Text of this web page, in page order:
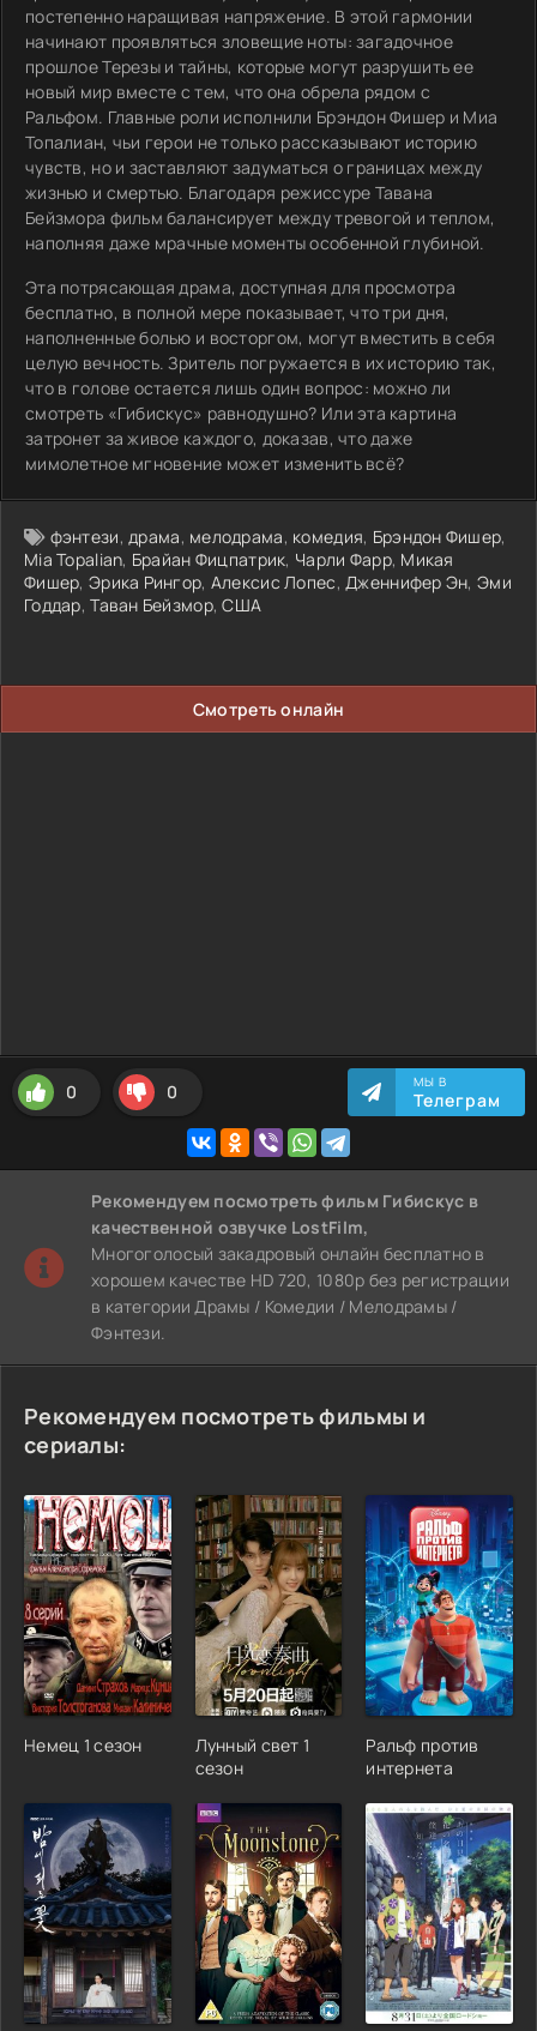
постепенно наращивая напряжение. В этой гармонии
начинают проявляться зловещие ноты: загадочное
прошлое Терезы и тайны, которые могут разрушить ее
новый мир вместе с тем, что она обрела рядом с
Ральфом. Главные роли исполнили Брэндон Фишер и Миа
Топалиан, чьи герои не только рассказывают историю
чувств, но и заставляют задуматься о границах между
жизнью и смертью. Благодаря режиссуре Тавана
Бейзмора фильм балансирует между тревогой и теплом,
наполняя даже мрачные моменты особенной глубиной.
Эта потрясающая драма, доступная для просмотра
бесплатно, в полной мере показывает, что три дня,
наполненные болью и восторгом, могут вместить в себя
целую вечность. Зритель погружается в их историю так,
что в голове остается лишь один вопрос: можно ли
смотреть «Гибискус» равнодушно? Или эта картина
затронет за живое каждого, доказав, что даже
мимолетное мгновение может изменить всё?
фэнтези,драма, мелодрама, комедия, Брэндон Фишер,
Mia Topalian, Брайан Фицпатрик, Чарли Фарр, Микая
Фишер, Эрика Рингор, Алексис Лопес,Дженнифер Эн,Эми
Годдар,Таван Бейзмор,США
Смотреть онлайн
0 0 МЫ В
Телеграм
Рекомендуем посмотреть фильм Гибискус в
качественной озвучке LostFilm,
Многоголосый закадровый онлайн бесплатно в
хорошем качестве HD 720, 1080p без регистрации
в категории Драмы / Комедии / Мелодрамы /
Фэнтези.
Рекомендуем посмотреть фильмы и
сериалы:
Немец 1 сезон
Лунный свет 1
сезон
Ральф против
интернета